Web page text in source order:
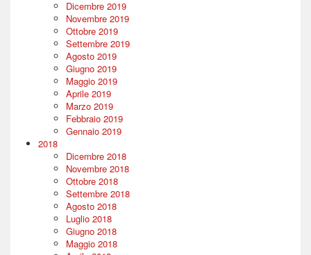
Dicembre 2019
Novembre 2019
Ottobre 2019
Settembre 2019
Agosto 2019
Giugno 2019
Maggio 2019
Aprile 2019
Marzo 2019
Febbraio 2019
Gennaio 2019
2018
Dicembre 2018
Novembre 2018
Ottobre 2018
Settembre 2018
Agosto 2018
Luglio 2018
Giugno 2018
Maggio 2018